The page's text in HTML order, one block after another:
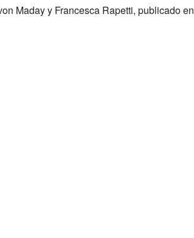
Maday y Francesca Rapetti, publicado en